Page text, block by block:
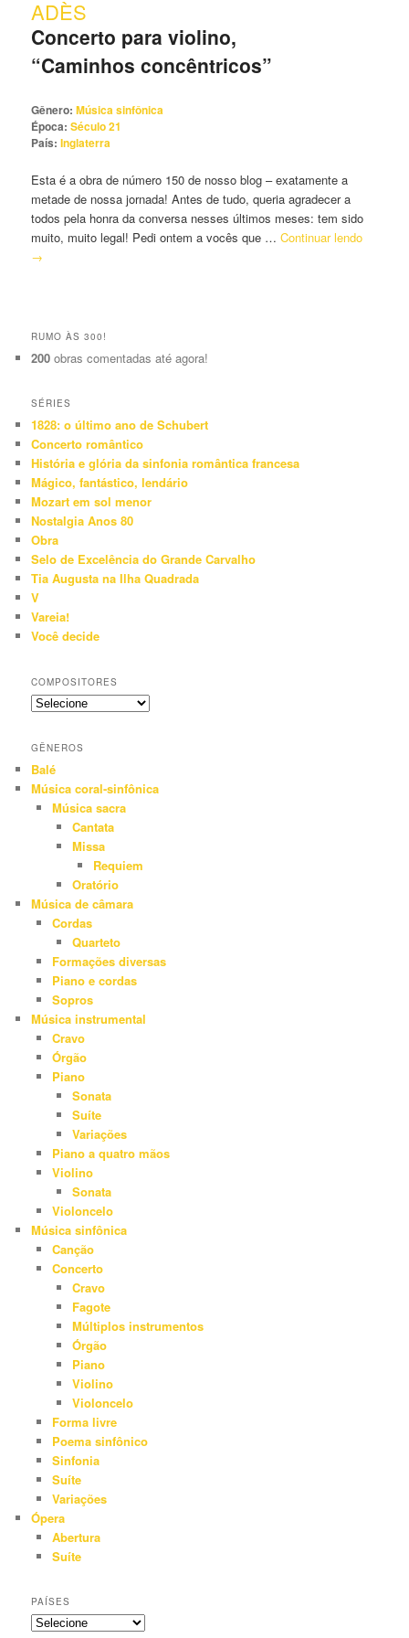
secundário
ADÈS
Concerto para violino,
“Caminhos concêntricos”
Gênero: Música sinfônica
Época: Século 21
País: Inglaterra
Esta é a obra de número 150 de nosso blog – exatamente a
metade de nossa jornada! Antes de tudo, queria agradecer a
todos pela honra da conversa nesses últimos meses: tem sido
muito, muito legal! Pedi ontem a vocês que …Continuar lendo
→
RUMO ÀS 300!
200 obras comentadas até agora!
SÉRIES
1828: o último ano de Schubert
Concerto romântico
História e glória da sinfonia romântica francesa
Mágico, fantástico, lendário
Mozart em sol menor
Nostalgia Anos 80
Obra
Selo de Excelência do Grande Carvalho
Tia Augusta na Ilha Quadrada
V
Vareia!
Você decide
COMPOSITORES
GÊNEROS
Balé
Música coral-sinfônica
Música sacra
Cantata
Missa
Requiem
Oratório
Música de câmara
Cordas
Quarteto
Formações diversas
Piano e cordas
Sopros
Música instrumental
Cravo
Órgão
Piano
Sonata
Suíte
Variações
Piano a quatro mãos
Violino
Sonata
Violoncelo
Música sinfônica
Canção
Concerto
Cravo
Fagote
Múltiplos instrumentos
Órgão
Piano
Violino
Violoncelo
Forma livre
Poema sinfônico
Sinfonia
Suíte
Variações
Ópera
Abertura
Suíte
PAÍSES